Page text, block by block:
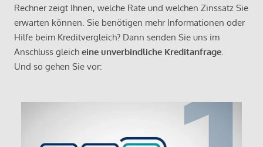
Rechner zeigt Ihnen, welche Rate und welchen Zinssatz Sie
erwarten können. Sie benötigen mehr Informationen oder
Hilfe beim Kreditvergleich? Dann senden Sie uns im
Anschluss gleich eine unverbindliche Kreditanfrage.
Und so gehen Sie vor: